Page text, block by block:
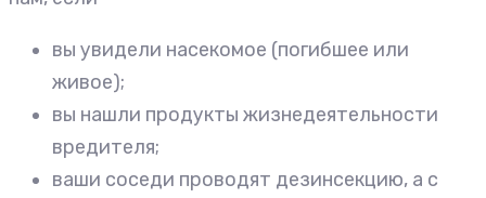
вы увидели насекомое (погибшее или
живое);
вы нашли продукты жизнедеятельности
вредителя;
ваши соседи проводят дезинсекцию, а с